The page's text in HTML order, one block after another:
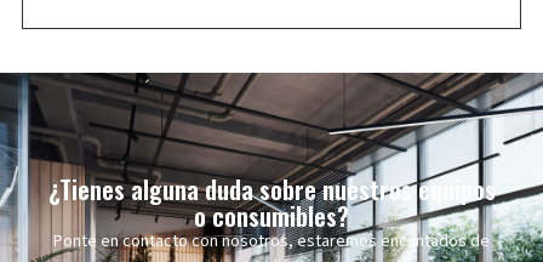
¿Tienes alguna duda sobre nuestros equipos
o consumibles?
Ponte en contacto con nosotros, estaremos encantados de